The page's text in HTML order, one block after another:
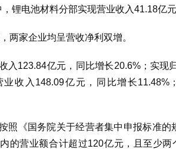
锂电池材料分部实现营业收入41.18亿元
两家企业均呈营收净利双增。
入123.84亿元，同比增长20.6%；实现
收入148.09亿元，同比增长
照《国务院关于经营者集中申报标准
的营业额合计超过120亿元，且至少